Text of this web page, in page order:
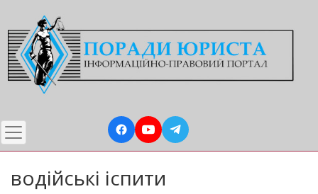
до
основного
вмісту
водійські іспити